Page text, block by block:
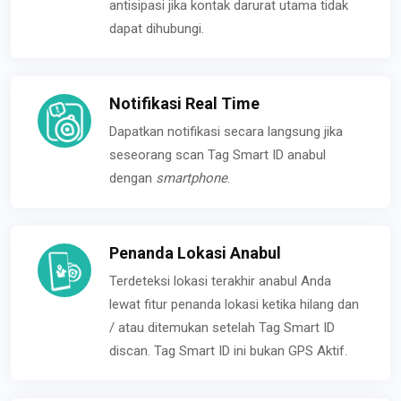
antisipasi jika kontak darurat utama tidak
dapat dihubungi.
Notifikasi Real Time
Dapatkan notifikasi secara langsung jika
seseorang scan Tag Smart ID anabul
dengan smartphone.
Penanda Lokasi Anabul
Terdeteksi lokasi terakhir anabul Anda
lewat fitur penanda lokasi ketika hilang dan
/ atau ditemukan setelah Tag Smart ID
discan. Tag Smart ID ini bukan GPS Aktif.